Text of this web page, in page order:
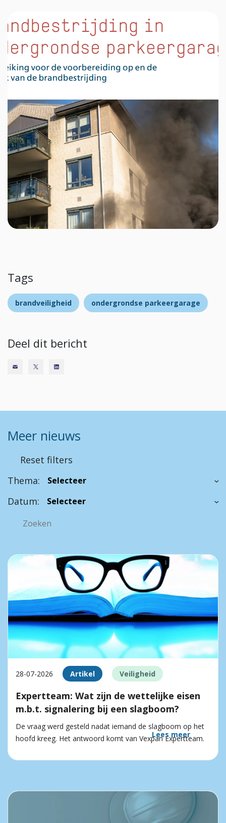
Tags
brandveiligheid ondergrondse parkeergarage
Deel dit bericht
Meer nieuws
Reset filters
Thema:
Datum:
28-07-2026 Artikel Veiligheid
Expertteam: Wat zijn de wettelijke eisen
m.b.t. signalering bij een slagboom?
De vraag werd gesteld nadat iemand de slagboom op het
hoofd kreeg. Het antwoord komt van Vexpan Expertteam.
Lees meer